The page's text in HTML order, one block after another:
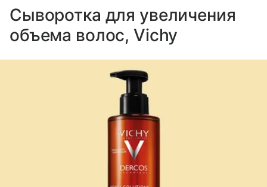
Сыворотка для увеличения
объема волос, Vichy